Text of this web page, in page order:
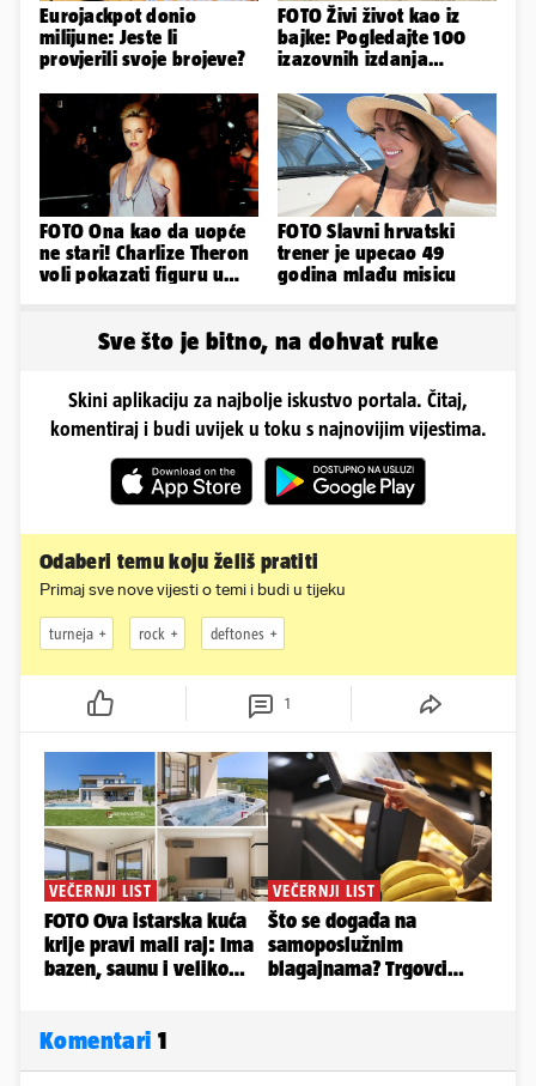
Eurojackpot donio
milijune: Jeste li
provjerili svoje brojeve?
FOTO Živi život kao iz
bajke: Pogledajte 100
izazovnih izdanja
FOTO Ona kao da uopće
ne stari! Charlize Theron
voli pokazati figuru u
FOTO Slavni hrvatski
trener je upecao 49
godina mlađu misicu
Sve što je bitno, na dohvat ruke
Skini aplikaciju za najbolje iskustvo portala. Čitaj,
komentiraj i budi uvijek u toku s najnovijim vijestima.
Odaberi temu koju želiš pratiti
Primaj sve nove vijesti o temi i budi u tijeku
turneja rock deftones
1
Komentari 1